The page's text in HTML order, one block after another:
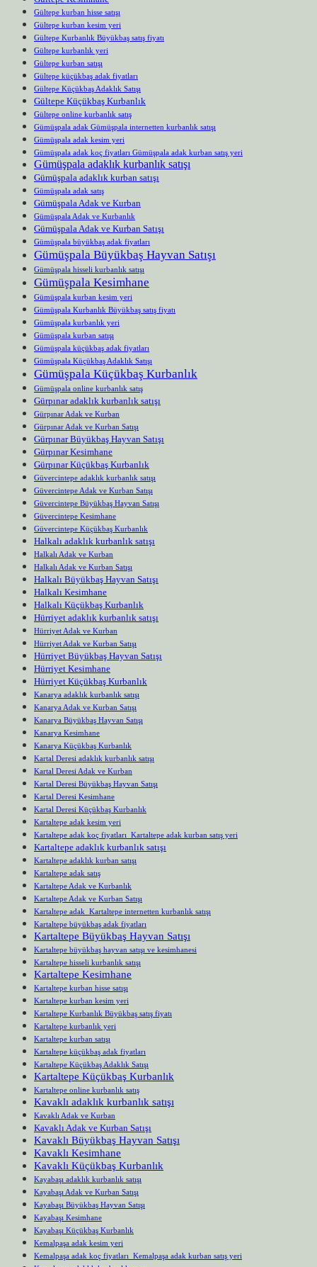
Gültepe kurban hisse satışı
Gültepe kurban kesim yeri
Gültepe Kurbanlık Büyükbaş satış fiyatı
Gültepe kurbanlık yeri
Gültepe kurban satışı
Gültepe küçükbaş adak fiyatları
Gültepe Küçükbaş Adaklık Satışı
Gültepe Küçükbaş Kurbanlık
Gültepe online kurbanlık satış
Gümüşpala adak Gümüşpala internetten kurbanlık satışı
Gümüşpala adak kesim yeri
Gümüşpala adak koç fiyatları Gümüşpala adak kurban satış yeri
Gümüşpala adaklık kurbanlık satışı
Gümüşpala adaklık kurban satışı
Gümüşpala adak satış
Gümüşpala Adak ve Kurban
Gümüşpala Adak ve Kurbanlık
Gümüşpala Adak ve Kurban Satışı
Gümüşpala büyükbaş adak fiyatları
Gümüşpala Büyükbaş Hayvan Satışı
Gümüşpala hisseli kurbanlık satışı
Gümüşpala Kesimhane
Gümüşpala kurban kesim yeri
Gümüşpala Kurbanlık Büyükbaş satış fiyatı
Gümüşpala kurbanlık yeri
Gümüşpala kurban satışı
Gümüşpala küçükbaş adak fiyatları
Gümüşpala Küçükbaş Adaklık Satışı
Gümüşpala Küçükbaş Kurbanlık
Gümüşpala online kurbanlık satış
Gürpınar adaklık kurbanlık satışı
Gürpınar Adak ve Kurban
Gürpınar Adak ve Kurban Satışı
Gürpınar Büyükbaş Hayvan Satışı
Gürpınar Kesimhane
Gürpınar Küçükbaş Kurbanlık
Güvercintepe adaklık kurbanlık satışı
Güvercintepe Adak ve Kurban Satışı
Güvercintepe Büyükbaş Hayvan Satışı
Güvercintepe Kesimhane
Güvercintepe Küçükbaş Kurbanlık
Halkalı adaklık kurbanlık satışı
Halkalı Adak ve Kurban
Halkalı Adak ve Kurban Satışı
Halkalı Büyükbaş Hayvan Satışı
Halkalı Kesimhane
Halkalı Küçükbaş Kurbanlık
Hürriyet adaklık kurbanlık satışı
Hürriyet Adak ve Kurban
Hürriyet Adak ve Kurban Satışı
Hürriyet Büyükbaş Hayvan Satışı
Hürriyet Kesimhane
Hürriyet Küçükbaş Kurbanlık
Kanarya adaklık kurbanlık satışı
Kanarya Adak ve Kurban Satışı
Kanarya Büyükbaş Hayvan Satışı
Kanarya Kesimhane
Kanarya Küçükbaş Kurbanlık
Kartal Deresi adaklık kurbanlık satışı
Kartal Deresi Adak ve Kurban
Kartal Deresi Büyükbaş Hayvan Satışı
Kartal Deresi Kesimhane
Kartal Deresi Küçükbaş Kurbanlık
Kartaltepe adak kesim yeri
Kartaltepe adak koç fiyatları Kartaltepe adak kurban satış yeri
Kartaltepe adaklık kurbanlık satışı
Kartaltepe adaklık kurban satışı
Kartaltepe adak satış
Kartaltepe Adak ve Kurbanlık
Kartaltepe Adak ve Kurban Satışı
Kartaltepe adak Kartaltepe internetten kurbanlık satışı
Kartaltepe büyükbaş adak fiyatları
Kartaltepe Büyükbaş Hayvan Satışı
Kartaltepe büyükbaş hayvan satışı ve kesimhanesi
Kartaltepe hisseli kurbanlık satışı
Kartaltepe Kesimhane
Kartaltepe kurban hisse satışı
Kartaltepe kurban kesim yeri
Kartaltepe Kurbanlık Büyükbaş satış fiyatı
Kartaltepe kurbanlık yeri
Kartaltepe kurban satışı
Kartaltepe küçükbaş adak fiyatları
Kartaltepe Küçükbaş Adaklık Satışı
Kartaltepe Küçükbaş Kurbanlık
Kartaltepe online kurbanlık satış
Kavaklı adaklık kurbanlık satışı
Kavaklı Adak ve Kurban
Kavaklı Adak ve Kurban Satışı
Kavaklı Büyükbaş Hayvan Satışı
Kavaklı Kesimhane
Kavaklı Küçükbaş Kurbanlık
Kayabaşı adaklık kurbanlık satışı
Kayabaşı Adak ve Kurban Satışı
Kayabaşı Büyükbaş Hayvan Satışı
Kayabaşı Kesimhane
Kayabaşı Küçükbaş Kurbanlık
Kemalpaşa adak kesim yeri
Kemalpaşa adak koç fiyatları Kemalpaşa adak kurban satış yeri